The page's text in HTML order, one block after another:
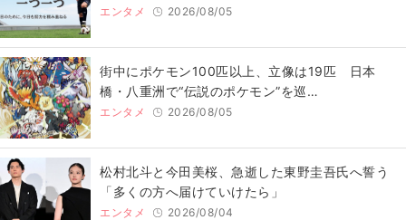
エンタメ 2026/08/05
街中にポケモン100匹以上、立像は19匹 日本
橋・八重洲で“伝説のポケモン”を巡…
エンタメ 2026/08/05
松村北斗と今田美桜、急逝した東野圭吾氏へ誓う
「多くの方へ届けていけたら」
エンタメ 2026/08/04